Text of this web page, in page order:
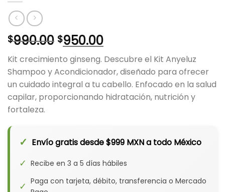
$990.00 El
precio
original
era:
$990.00.
$950.00El
precio
actual
es:
$950.00.
Kit crecimiento ginseng. Descubre el Kit Anyeluz
Shampoo y Acondicionador, diseñado para ofrecer
un cuidado integral a tu cabello. Enfocado en la salud
capilar, proporcionando hidratación, nutrición y
fortaleza.
✓ Envío gratis desde $999 MXN a todo México
✓ Recibe en 3 a 5 días hábiles
✓ Paga con tarjeta, débito, transferencia o Mercado